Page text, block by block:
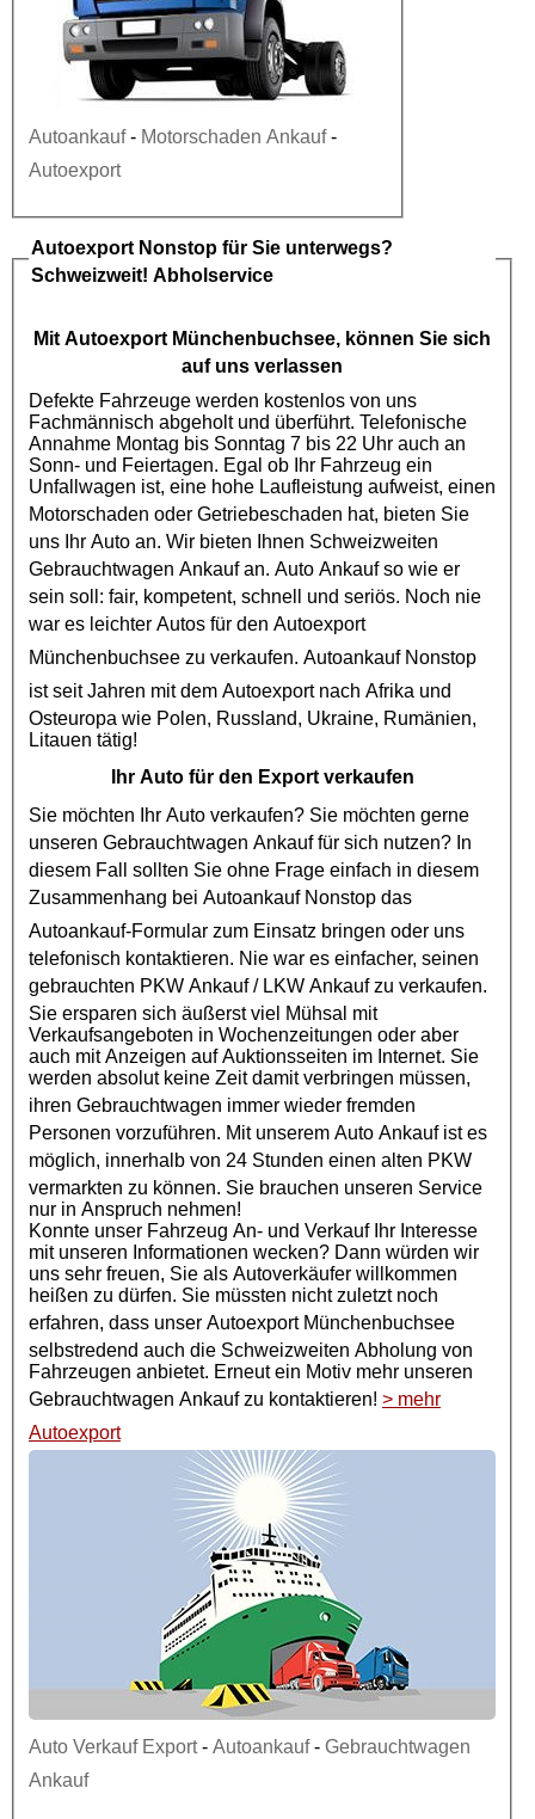
Autoankauf- Motorschaden Ankauf-
Autoexport
Autoexport Nonstop für Sie unterwegs?
Schweizweit! Abholservice
Mit Autoexport Münchenbuchsee, können Sie sich
auf uns verlassen
Defekte Fahrzeuge werden kostenlos von uns
Fachmännisch abgeholt und überführt. Telefonische
Annahme Montag bis Sonntag 7 bis 22 Uhr auch an
Sonn- und Feiertagen. Egal ob Ihr Fahrzeug ein
Unfallwagen ist, eine hohe Laufleistung aufweist, einen
Motorschaden oder Getriebeschaden hat, bieten Sie
uns Ihr Auto an. Wir bieten Ihnen Schweizweiten
Gebrauchtwagen Ankaufan. Auto Ankauf so wie er
sein soll: fair, kompetent, schnell und seriös. Noch nie
war es leichter Autos für den Autoexport
Münchenbuchsee zu verkaufen. AutoankaufNonstop
ist seit Jahren mit dem Autoexportnach Afrika und
Osteuropa wie Polen, Russland, Ukraine, Rumänien,
Litauen tätig!
Ihr Auto für den Export verkaufen
Sie möchten Ihr Auto verkaufen? Sie möchten gerne
unseren Gebrauchtwagen Ankauffür sich nutzen? In
diesem Fall sollten Sie ohne Frage einfach in diesem
Zusammenhang bei AutoankaufNonstop das
Autoankauf-Formular zum Einsatz bringen oder uns
telefonisch kontaktieren. Nie war es einfacher, seinen
gebrauchten PKW Ankauf/ LKW Ankaufzu verkaufen.
Sie ersparen sich äußerst viel Mühsal mit
Verkaufsangeboten in Wochenzeitungen oder aber
auch mit Anzeigen auf Auktionsseiten im Internet. Sie
werden absolut keine Zeit damit verbringen müssen,
ihren Gebrauchtwagen immer wieder fremden
Personen vorzuführen. Mit unserem Auto Ankauf ist es
möglich, innerhalb von 24 Stunden einen alten PKW
vermarkten zu können. Sie brauchen unseren Service
nur in Anspruch nehmen!
Konnte unser Fahrzeug An- und Verkauf Ihr Interesse
mit unseren Informationen wecken? Dann würden wir
uns sehr freuen, Sie als Autoverkäufer willkommen
heißen zu dürfen. Sie müssten nicht zuletzt noch
erfahren, dass unser AutoexportMünchenbuchsee
selbstredend auch die Schweizweiten Abholung von
Fahrzeugen anbietet. Erneut ein Motiv mehr unseren
Gebrauchtwagen Ankaufzu kontaktieren! > mehr
Autoexport
Auto Verkauf Export- Autoankauf- Gebrauchtwagen
Ankauf